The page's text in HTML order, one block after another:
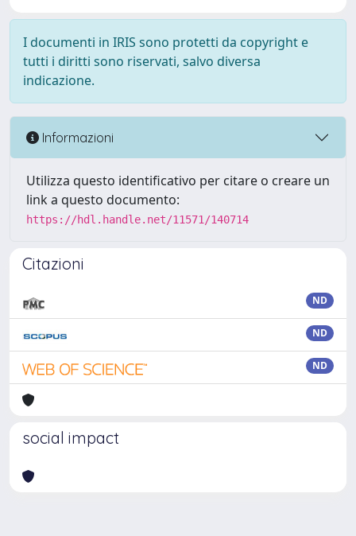
I documenti in IRIS sono protetti da copyright e
tutti i diritti sono riservati, salvo diversa
indicazione.
Informazioni
Utilizza questo identificativo per citare o creare un
link a questo documento:
https://hdl.handle.net/11571/140714
Citazioni
ND
ND
ND
social impact